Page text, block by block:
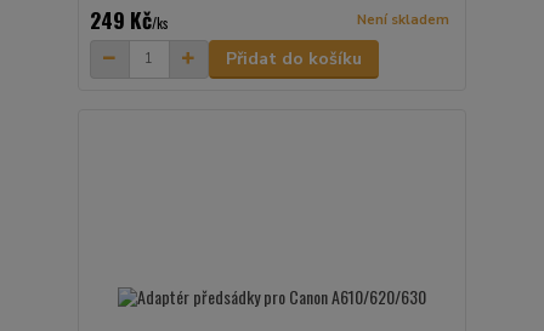
249 Kč/ks Není skladem
Přidat do košíku